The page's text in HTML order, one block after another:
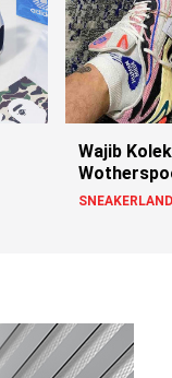
Wajib
SNEAKERLAND